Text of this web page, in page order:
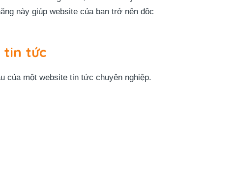
này giúp website của bạn trở nên độc
tin tức
của một website tin tức chuyên nghiệp.